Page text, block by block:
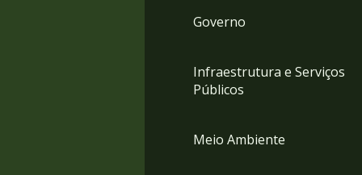
Governo
Infraestrutura e Serviços
Públicos
Meio Ambiente